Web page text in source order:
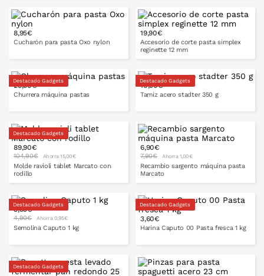
PONLO EN LA CESTA PONLO EN LA CESTA
8,95€
Cucharón para pasta Oxo nylon
PONLO EN LA CESTA
19,90€
Accesorio de corte pasta simplex
reginette 12 mm
PONLO EN LA CESTA
Destacado Gadgets
29,90€
Churrera máquina pastas
PONLO EN LA CESTA
Destacado Gadgets
10,90€
Tamiz acero stadter 350 g
PONLO EN LA CESTA
Destacado Gadgets
89,90€
104,90€ Ahorra 15,00€
Molde ravioli tablet Marcato con
rodillo
6,90€
7,90€ Ahorra 1,00€
Recambio sargento máquina pasta
Marcato
PONLO EN LA CESTA
Destacado Gadgets
3,95€
4,90€ Ahorra 0,95€
Semolina Caputo 1 kg
Destacado Gadgets
3,60€
Harina Caputo 00 Pasta fresca 1 kg
Destacado Gadgets